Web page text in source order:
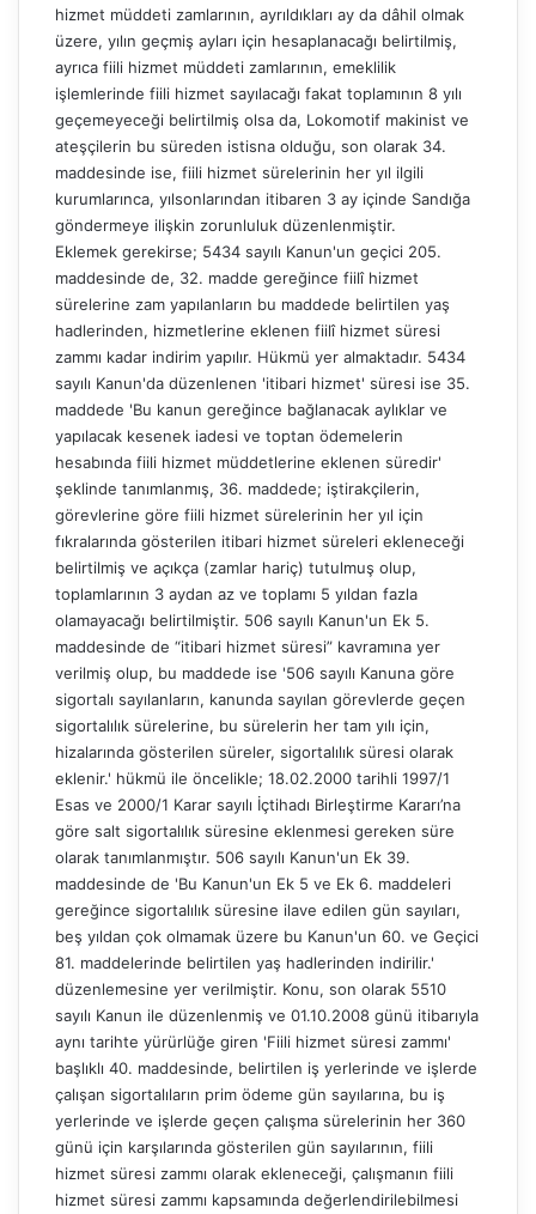
hizmet müddeti zamlarının, ayrıldıkları ay da dâhil olmak
üzere, yılın geçmiş ayları için hesaplanacağı belirtilmiş,
ayrıca fiili hizmet müddeti zamlarının, emeklilik
işlemlerinde fiili hizmet sayılacağı fakat toplamının 8 yılı
geçemeyeceği belirtilmiş olsa da, Lokomotif makinist ve
ateşçilerin bu süreden istisna olduğu, son olarak 34.
maddesinde ise, fiili hizmet sürelerinin her yıl ilgili
kurumlarınca, yılsonlarından itibaren 3 ay içinde Sandığa
göndermeye ilişkin zorunluluk düzenlenmiştir.
Eklemek gerekirse; 5434 sayılı Kanun'un geçici 205.
maddesinde de, 32. madde gereğince fiilî hizmet
sürelerine zam yapılanların bu maddede belirtilen yaş
hadlerinden, hizmetlerine eklenen fiilî hizmet süresi
zammı kadar indirim yapılır. Hükmü yer almaktadır. 5434
sayılı Kanun'da düzenlenen 'itibari hizmet' süresi ise 35.
maddede 'Bu kanun gereğince bağlanacak aylıklar ve
yapılacak kesenek iadesi ve toptan ödemelerin
hesabında fiili hizmet müddetlerine eklenen süredir'
şeklinde tanımlanmış, 36. maddede; iştirakçilerin,
görevlerine göre fiili hizmet sürelerinin her yıl için
fıkralarında gösterilen itibari hizmet süreleri ekleneceği
belirtilmiş ve açıkça (zamlar hariç) tutulmuş olup,
toplamlarının 3 aydan az ve toplamı 5 yıldan fazla
olamayacağı belirtilmiştir. 506 sayılı Kanun'un Ek 5.
maddesinde de “itibari hizmet süresi” kavramına yer
verilmiş olup, bu maddede ise '506 sayılı Kanuna göre
sigortalı sayılanların, kanunda sayılan görevlerde geçen
sigortalılık sürelerine, bu sürelerin her tam yılı için,
hizalarında gösterilen süreler, sigortalılık süresi olarak
eklenir.' hükmü ile öncelikle; 18.02.2000 tarihli 1997/1
Esas ve 2000/1 Karar sayılı İçtihadı Birleştirme Kararı’na
göre salt sigortalılık süresine eklenmesi gereken süre
olarak tanımlanmıştır. 506 sayılı Kanun'un Ek 39.
maddesinde de 'Bu Kanun'un Ek 5 ve Ek 6. maddeleri
gereğince sigortalılık süresine ilave edilen gün sayıları,
beş yıldan çok olmamak üzere bu Kanun'un 60. ve Geçici
81. maddelerinde belirtilen yaş hadlerinden indirilir.'
düzenlemesine yer verilmiştir. Konu, son olarak 5510
sayılı Kanun ile düzenlenmiş ve 01.10.2008 günü itibarıyla
aynı tarihte yürürlüğe giren 'Fiili hizmet süresi zammı'
başlıklı 40. maddesinde, belirtilen iş yerlerinde ve işlerde
çalışan sigortalıların prim ödeme gün sayılarına, bu iş
yerlerinde ve işlerde geçen çalışma sürelerinin her 360
günü için karşılarında gösterilen gün sayılarının, fiili
hizmet süresi zammı olarak ekleneceği, çalışmanın fiili
hizmet süresi zammı kapsamında değerlendirilebilmesi